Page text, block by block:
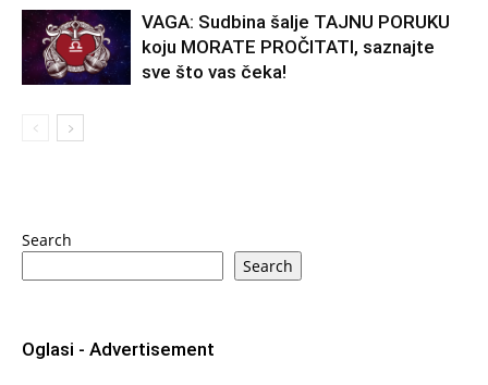
VAGA: Sudbina šalje TAJNU PORUKU
koju MORATE PROČITATI, saznajte
sve što vas čeka!
Search
Search
Oglasi - Advertisement